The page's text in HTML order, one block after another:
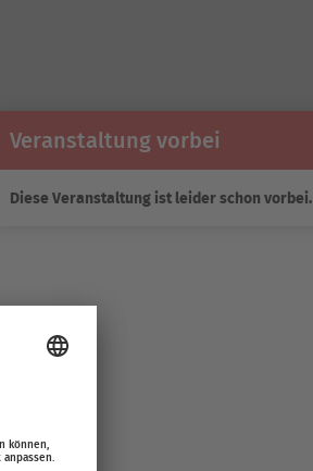
Veranstaltung vorbei
Diese Veranstaltung ist leider schon vorbei.